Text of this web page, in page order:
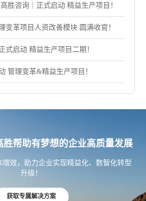
项目
胜咨询｜正式启动 精益生产项目！
变革项目人资改善模块 圆满收官！
式启动 精益生产项目二期！
管理变革&精益生产项目！
胜帮助有梦想的企业高质量发展
效，助力企业实现精益化、数智化转型
升级！
获取专属解决方案